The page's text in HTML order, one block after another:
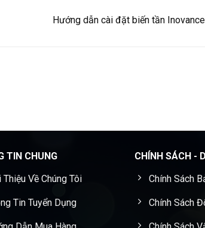
Hướng dẫn cài đặt biến tần
TIN CHUNG
Thiệu Về Chúng Tôi
Tin Tuyển Dụng
CHÍNH SÁCH -
Chính Sách
Chính Sách